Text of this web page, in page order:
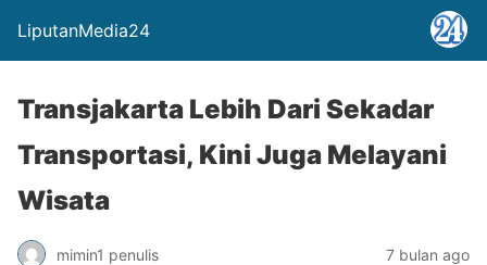
LiputanMedia24
Transjakarta Lebih Dari Sekadar
Transportasi, Kini Juga Melayani
Wisata
mimin1 penulis 7 bulan ago